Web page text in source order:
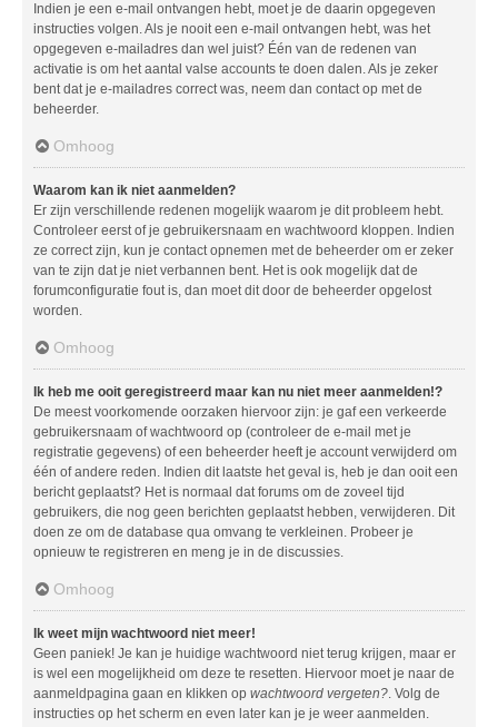
Indien je een e-mail ontvangen hebt, moet je de daarin opgegeven
instructies volgen. Als je nooit een e-mail ontvangen hebt, was het
opgegeven e-mailadres dan wel juist? Één van de redenen van
activatie is om het aantal valse accounts te doen dalen. Als je zeker
bent dat je e-mailadres correct was, neem dan contact op met de
beheerder.
Omhoog
Waarom kan ik niet aanmelden?
Er zijn verschillende redenen mogelijk waarom je dit probleem hebt.
Controleer eerst of je gebruikersnaam en wachtwoord kloppen. Indien
ze correct zijn, kun je contact opnemen met de beheerder om er zeker
van te zijn dat je niet verbannen bent. Het is ook mogelijk dat de
forumconfiguratie fout is, dan moet dit door de beheerder opgelost
worden.
Omhoog
Ik heb me ooit geregistreerd maar kan nu niet meer aanmelden!?
De meest voorkomende oorzaken hiervoor zijn: je gaf een verkeerde
gebruikersnaam of wachtwoord op (controleer de e-mail met je
registratie gegevens) of een beheerder heeft je account verwijderd om
één of andere reden. Indien dit laatste het geval is, heb je dan ooit een
bericht geplaatst? Het is normaal dat forums om de zoveel tijd
gebruikers, die nog geen berichten geplaatst hebben, verwijderen. Dit
doen ze om de database qua omvang te verkleinen. Probeer je
opnieuw te registreren en meng je in de discussies.
Omhoog
Ik weet mijn wachtwoord niet meer!
Geen paniek! Je kan je huidige wachtwoord niet terug krijgen, maar er
is wel een mogelijkheid om deze te resetten. Hiervoor moet je naar de
aanmeldpagina gaan en klikken op wachtwoord vergeten?. Volg de
instructies op het scherm en even later kan je je weer aanmelden.